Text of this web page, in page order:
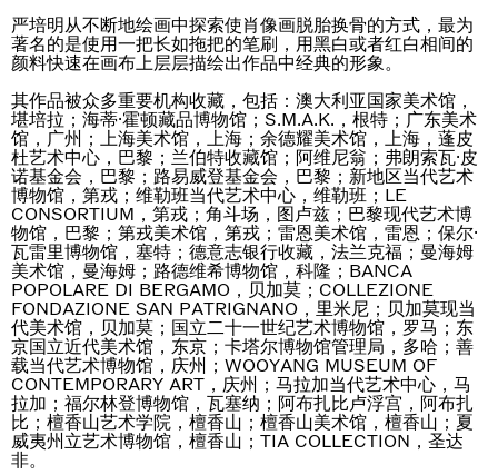
严培明从不断地绘画中探索使肖像画脱胎换骨的方式，最为
著名的是使用一把长如拖把的笔刷，用黑白或者红白相间的
颜料快速在画布上层层描绘出作品中经典的形象。
其作品被众多重要机构收藏，包括：澳大利亚国家美术馆，
堪培拉；海蒂·霍顿藏品博物馆；S.M.A.K.，根特；广东美术
馆，广州；上海美术馆，上海；余德耀美术馆，上海，蓬皮
杜艺术中心，巴黎；兰伯特收藏馆；阿维尼翁；弗朗索瓦·皮
诺基金会，巴黎；路易威登基金会，巴黎；新地区当代艺术
博物馆，第戎；维勒班当代艺术中心，维勒班；LE
CONSORTIUM，第戎；角斗场，图卢兹；巴黎现代艺术博
物馆，巴黎；第戎美术馆，第戎；雷恩美术馆，雷恩；保尔·
瓦雷里博物馆，塞特；德意志银行收藏，法兰克福；曼海姆
美术馆，曼海姆；路德维希博物馆，科隆；BANCA
POPOLARE DI BERGAMO，贝加莫；COLLEZIONE
FONDAZIONE SAN PATRIGNANO，里米尼；贝加莫现当
代美术馆，贝加莫；国立二十一世纪艺术博物馆，罗马；东
京国立近代美术馆，东京；卡塔尔博物馆管理局，多哈；善
载当代艺术博物馆，庆州；WOOYANG MUSEUM OF
CONTEMPORARY ART，庆州；马拉加当代艺术中心，马
拉加；福尔林登博物馆，瓦塞纳；阿布扎比卢浮宫，阿布扎
比；檀香山艺术学院，檀香山；檀香山美术馆，檀香山；夏
威夷州立艺术博物馆，檀香山；TIA COLLECTION，圣达
非。